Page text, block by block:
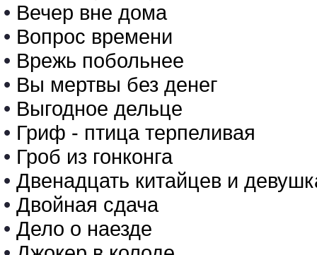
• Вечер вне дома
• Вопрос времени
• Врежь побольнее
• Вы мертвы без денег
• Выгодное дельце
• Гриф - птица терпеливая
• Гроб из гонконга
• Двенадцать китайцев и
• Двойная сдача
• Дело о наезде